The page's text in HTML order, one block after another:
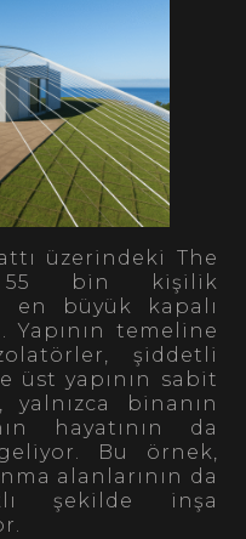
üzerindeki The
55 bin kişilik
en büyük kapalı
temeline
şiddetli
üst yapının sabit
yalnızca binanın
hayatının da
Bu örnek,
alanlarının da
şekilde inşa